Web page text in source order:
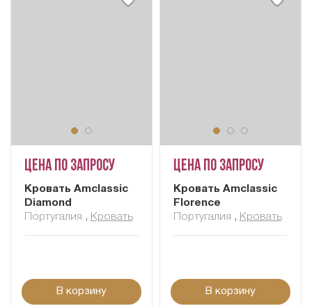
Цена по запросу
Кровать Amclassic
Diamond
Португалия , Кровать
В корзину
Цена по запросу
Кровать Amclassic
Florence
Португалия , Кровать
В корзину